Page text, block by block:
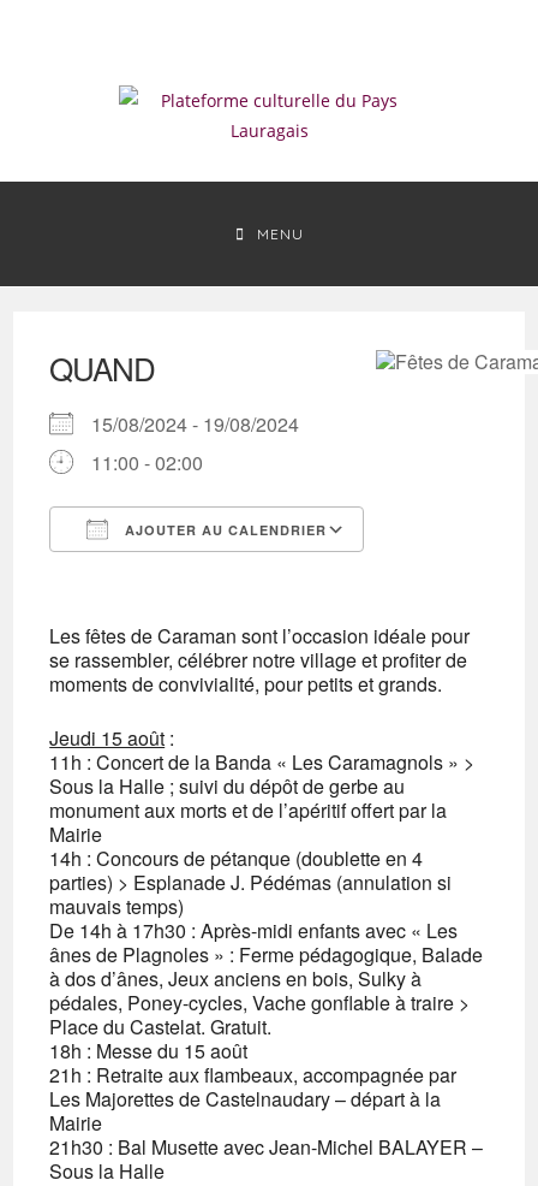
MENU
QUAND
15/08/2024 - 19/08/2024
11:00 - 02:00
AJOUTER AU CALENDRIER
Les fêtes de Caraman sont l’occasion idéale pour
se rassembler, célébrer notre village et profiter de
moments de convivialité, pour petits et grands.
Jeudi 15 août :
11h : Concert de la Banda « Les Caramagnols » >
Sous la Halle ; suivi du dépôt de gerbe au
monument aux morts et de l’apéritif offert par la
Mairie
14h : Concours de pétanque (doublette en 4
parties) > Esplanade J. Pédémas (annulation si
mauvais temps)
De 14h à 17h30 : Après-midi enfants avec « Les
ânes de Plagnoles » : Ferme pédagogique, Balade
à dos d’ânes, Jeux anciens en bois, Sulky à
pédales, Poney-cycles, Vache gonflable à traire >
Place du Castelat. Gratuit.
18h : Messe du 15 août
21h : Retraite aux flambeaux, accompagnée par
Les Majorettes de Castelnaudary – départ à la
Mairie
21h30 : Bal Musette avec Jean-Michel BALAYER –
Sous la Halle